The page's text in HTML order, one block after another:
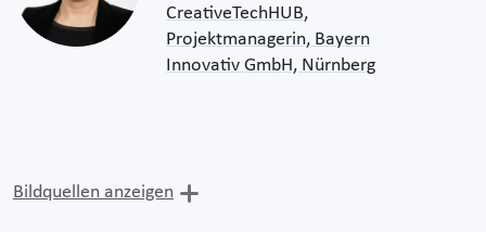
CreativeTechHUB,
Projektmanagerin, Bayern
Innovativ GmbH, Nürnberg
Bildquellen anzeigen